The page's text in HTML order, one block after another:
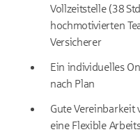
Vollzeitstelle (38
hochmotivierten
Versicherer
Ein individuelles
nach Plan
Gute Vereinbarkeit
eine Flexible